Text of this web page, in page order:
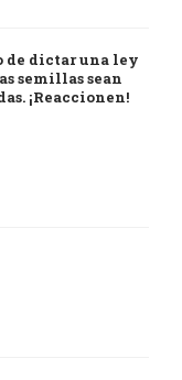
de dictar una ley
semillas sean
¡Reaccionen!